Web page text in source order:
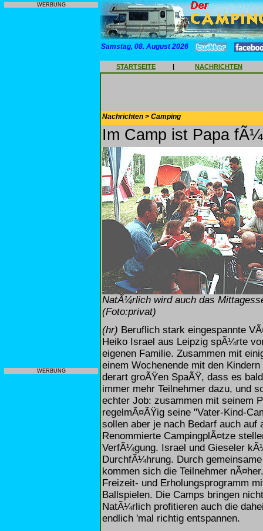
WERBUNG
WERBUNG
Samstag, 08. August 2026
STARTSEITE | NACHRICHTEN
Nachrichten > Camping
Im Camp ist Papa
NatÃ¼rlich wird auch das
(Foto:privat)
(hr) Beruflich stark eingespannte
Heiko Israel aus Leipzig spÃ¼rte
eigenen Familie. Zusammen mit
einem Wochenende mit den
derart groÃŸen SpaÃŸ, dass es
immer mehr Teilnehmer dazu, und
echter Job: zusammen mit seinem
regelmÃ¤ÃŸig seine "Vater-Kind-
sollen aber je nach Bedarf auch auf
Renommierte CampingplÃ¤tze
VerfÃ¼gung. Israel und Gieseler
DurchfÃ¼hrung. Durch
kommen sich die Teilnehmer
Freizeit- und Erholungsprogramm
Ballspielen. Die Camps bringen
NatÃ¼rlich profitieren auch die
endlich 'mal richtig entspannen.